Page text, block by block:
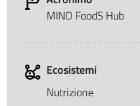
MIND FoodS Hub
Ecosistemi
Nutrizione